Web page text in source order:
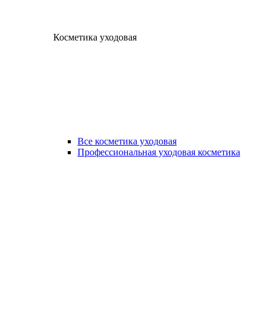
Косметика уходовая
Все косметика уходовая
Профессиональная уходовая косметика